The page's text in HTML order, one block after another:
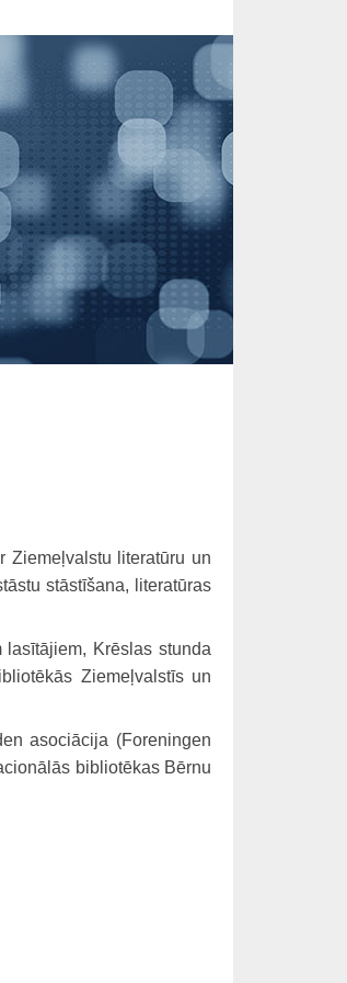
Ziemeļvalstu literatūru un
stāstīšana, literatūras
Krēslas stunda
Ziemeļvalstīs un
asociācija (Foreningen
bibliotēkas Bērnu